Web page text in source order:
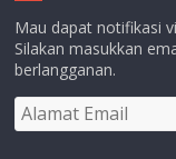
Mau dapat notifikasi
Silakan masukkan
berlangganan.
Alamat
Email